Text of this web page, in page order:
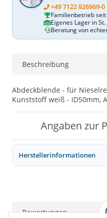
+49 7122 826969-0
Familienbetrieb
Eigenes Lager in St.
Beratung von
Beschreibung
Abdeckblende - für
Kunststoff weiß - ID50mm,
Angaben zur
Herstellerinformationen
Bewertungen